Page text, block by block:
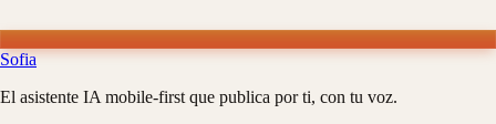
Sofia
El asistente IA mobile-first que publica por ti, con tu voz.